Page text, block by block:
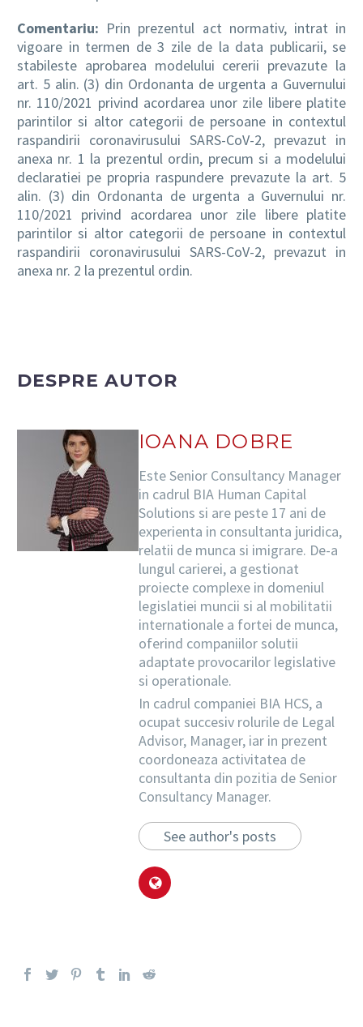
Comentariu: Prin prezentul act normativ, intrat in
vigoare in termen de 3 zile de la data publicarii, se
stabileste aprobarea modelului cererii prevazute la
art. 5 alin. (3) din Ordonanta de urgenta a Guvernului
nr. 110/2021 privind acordarea unor zile libere platite
parintilor si altor categorii de persoane in contextul
raspandirii coronavirusului SARS-CoV-2, prevazut in
anexa nr. 1 la prezentul ordin, precum si a modelului
declaratiei pe propria raspundere prevazute la art. 5
alin. (3) din Ordonanta de urgenta a Guvernului nr.
110/2021 privind acordarea unor zile libere platite
parintilor si altor categorii de persoane in contextul
raspandirii coronavirusului SARS-CoV-2, prevazut in
anexa nr. 2 la prezentul ordin.
DESPRE AUTOR
IOANA DOBRE
Este Senior Consultancy Manager
in cadrul BIA Human Capital
Solutions si are peste 17 ani de
experienta in consultanta juridica,
relatii de munca si imigrare. De-a
lungul carierei, a gestionat
proiecte complexe in domeniul
legislatiei muncii si al mobilitatii
internationale a fortei de munca,
oferind companiilor solutii
adaptate provocarilor legislative
si operationale.
In cadrul companiei BIA HCS, a
ocupat succesiv rolurile de Legal
Advisor, Manager, iar in prezent
coordoneaza activitatea de
consultanta din pozitia de Senior
Consultancy Manager.
See author's posts